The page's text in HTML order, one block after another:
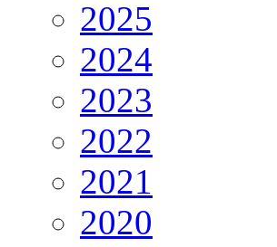
2025
2024
2023
2022
2021
2020